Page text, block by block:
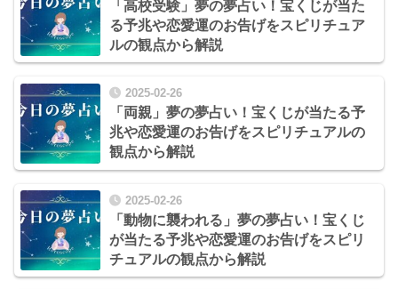
「高校受験」夢の夢占い！宝くじが当た
る予兆や恋愛運のお告げをスピリチュア
ルの観点から解説
2025-02-26
「両親」夢の夢占い！宝くじが当たる予
兆や恋愛運のお告げをスピリチュアルの
観点から解説
2025-02-26
「動物に襲われる」夢の夢占い！宝くじ
が当たる予兆や恋愛運のお告げをスピリ
チュアルの観点から解説